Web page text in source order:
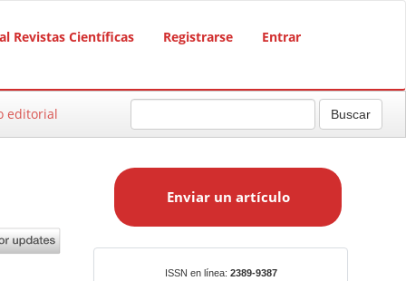
Revistas Científicas Registrarse Entrar
editorial Buscar
a
Enviar un artículo
ISSN en línea: 2389-9387